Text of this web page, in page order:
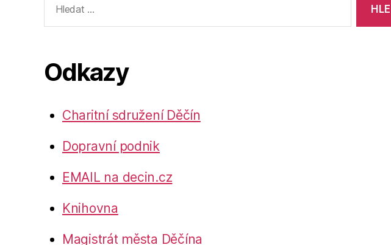
vyhledávání:
Odkazy
Charitní sdružení Děčín
Dopravní podnik
EMAIL na decin.cz
Knihovna
Magistrát města Děčína